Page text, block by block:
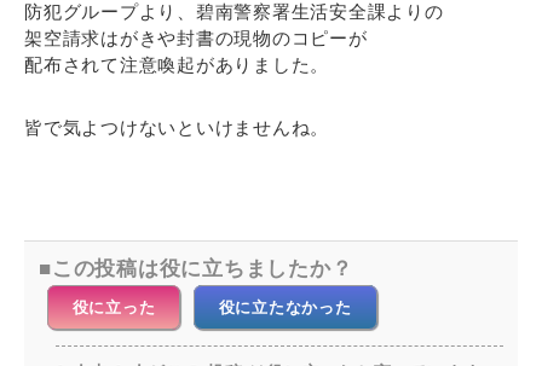
防犯グループより、碧南警察署生活安全課よりの
架空請求はがきや封書の現物のコピーが
配布されて注意喚起がありました。
皆で気よつけないといけませんね。
この投稿は役に立ちましたか？
役に立った 役に立たなかった